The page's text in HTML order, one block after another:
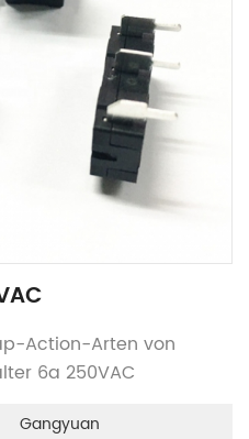
Action-Arten von
6a 250VAC
Gangyuan